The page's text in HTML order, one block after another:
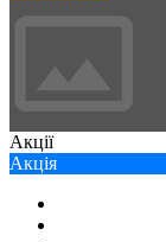
Акції
Акція